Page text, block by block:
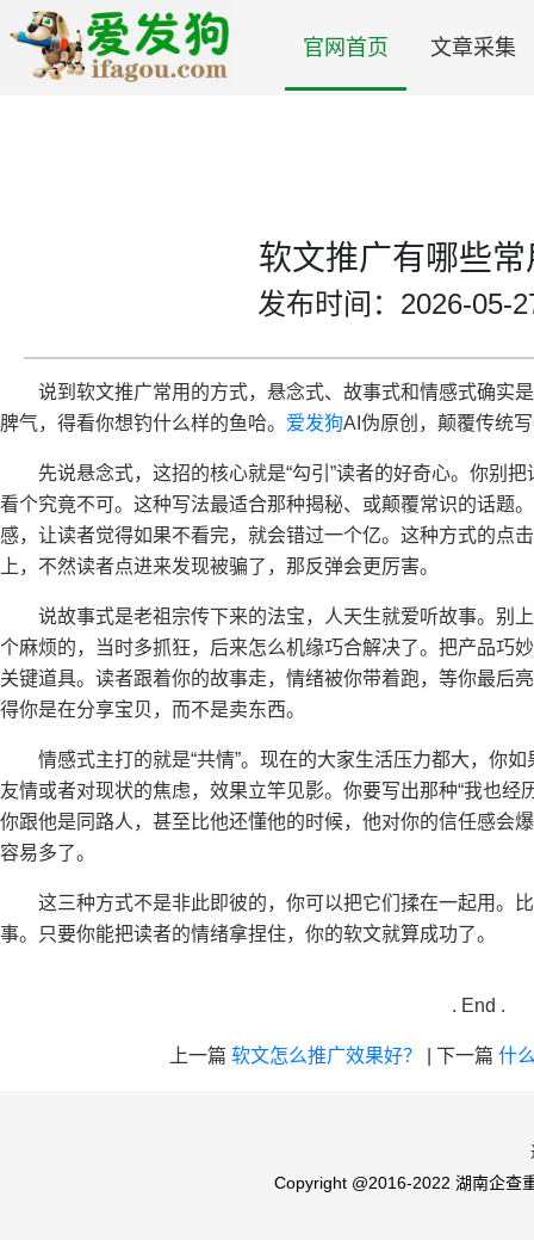
官网首页 文章采集
软文推广有哪些
发布时间：2026-05-
说到软文推广常用的方式，悬念式、故事式和情感式确实
脾气，得看你想钓什么样的鱼哈。 爱发狗AI伪原创，颠覆传统
先说悬念式，这招的核心就是“勾引”读者的好奇心。你别
看个究竟不可。这种写法最适合那种揭秘、或颠覆常识的话题
感，让读者觉得如果不看完，就会错过一个亿。这种方式的点
上，不然读者点进来发现被骗了，那反弹会更厉害。
说故事式是老祖宗传下来的法宝，人天生就爱听故事。别
个麻烦的，当时多抓狂，后来怎么机缘巧合解决了。把产品巧
关键道具。读者跟着你的故事走，情绪被你带着跑，等你最后
得你是在分享宝贝，而不是卖东西。
情感式主打的就是“共情”。现在的大家生活压力都大，你
友情或者对现状的焦虑，效果立竿见影。你要写出那种“我也经
你跟他是同路人，甚至比他还懂他的时候，他对你的信任感会
容易多了。
这三种方式不是非此即彼的，你可以把它们揉在一起用。
事。只要你能把读者的情绪拿捏住，你的软文就算成功了。
. End .
上一篇 软文怎么推广效果好？ 下一篇 什
Copyright @2016-2022 湖南企查